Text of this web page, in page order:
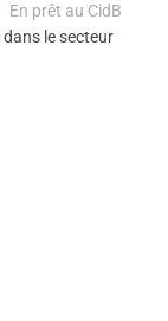
En prêt au CidB
le secteur